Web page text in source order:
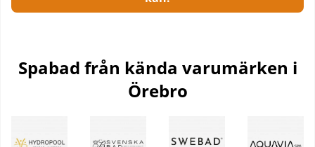
Spabad från kända varumärken i
Örebro